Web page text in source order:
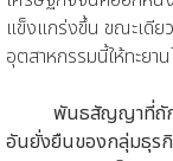
แข็งแกร่งขึ้น ขณะเดีย
อุตสาหกรรมนี้ให้ทะยา
พันธสัญญาที่ถัก
อันยั่งยืนของกลุ่มธุร